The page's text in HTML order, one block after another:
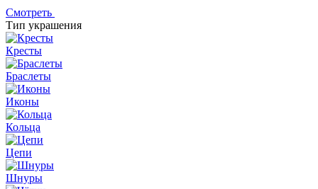
Смотреть
Тип украшения
Кресты
Браслеты
Иконы
Кольца
Цепи
Шнуры